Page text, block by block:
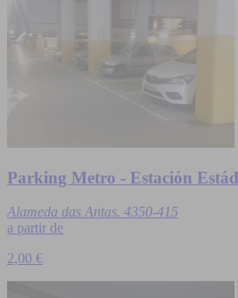
Parking Metro - Estación
Alameda das Antas. 4350-415
a partir de
2,00 €